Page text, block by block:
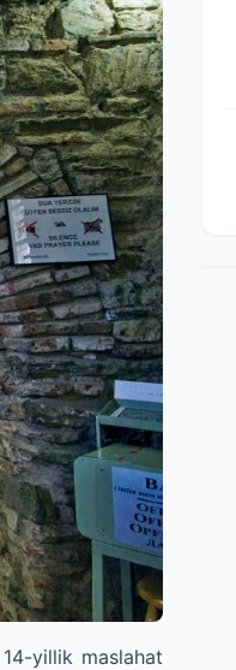
yillik maslahat